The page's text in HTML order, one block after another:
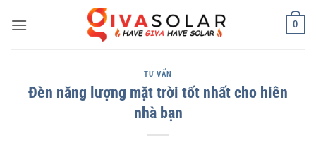
qua
0
TƯ VẤN
Đèn năng lượng mặt trời tốt nhất cho hiên
nhà bạn